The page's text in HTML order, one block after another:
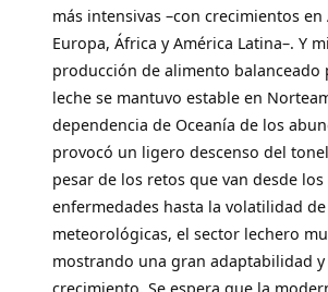
más intensivas –con crecimientos en
Europa, África y América Latina–. Y
producción de alimento balanceado
leche se mantuvo estable en
dependencia de Oceanía de los
provocó un ligero descenso del
pesar de los retos que van desde
enfermedades hasta la volatilidad
meteorológicas, el sector lechero
mostrando una gran adaptabilidad
crecimiento. Se espera que la